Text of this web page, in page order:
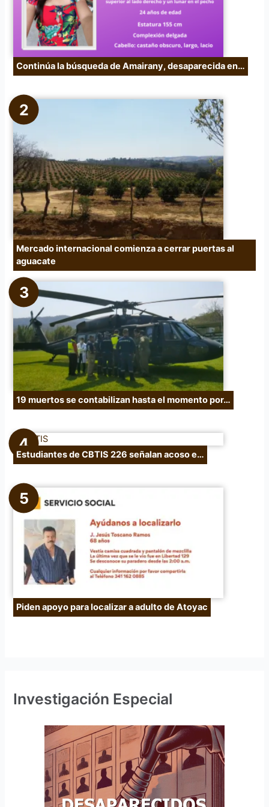
Continúa la búsqueda de Amairany, desaparecida en…
Mercado internacional comienza a cerrar puertas al
aguacate
19 muertos se contabilizan hasta el momento por…
Estudiantes de CBTIS 226 señalan acoso e…
Piden apoyo para localizar a adulto de Atoyac
Investigación Especial